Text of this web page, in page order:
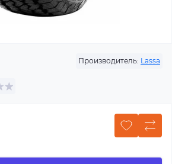
Производитель: Lassa